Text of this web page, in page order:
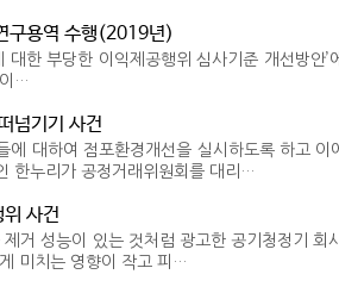
구용역 수행(2019년)
대한 부당한 이익제공행위 심사기준 개선방안
…
넘기기 사건
에 대하여 점포환경개선을 실시하도록 하고
한누리가 공정거래위원회를 대리…
사건
거 성능이 있는 것처럼 광고한 공기청정기 회
미치는 영향이 작고 피…